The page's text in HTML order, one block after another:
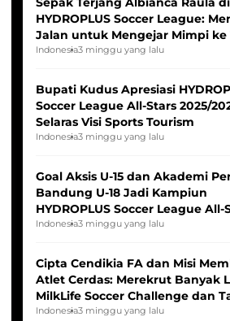
HYDROPLUS Soccer League:
Jalan untuk Mengejar Mimpi ke
Indonesia Putri
Indonesia3 minggu yang lalu
Bupati Kudus Apresiasi
Soccer League All-Stars 2025/
Selaras Visi Sports Tourism
Indonesia3 minggu yang lalu
Goal Aksis U-15 dan Akademi
Bandung U-18 Jadi Kampiun
HYDROPLUS Soccer League All-
2025/2026
Indonesia3 minggu yang lalu
Cipta Cendikia FA dan Misi
Atlet Cerdas: Merekrut Banyak
MilkLife Soccer Challenge dan
HYDROPLUS Soccer League
Indonesia3 minggu yang lalu